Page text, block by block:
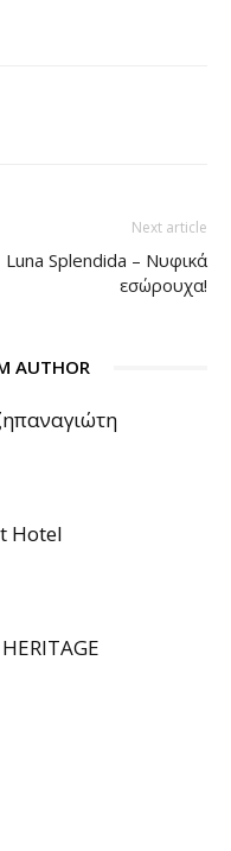
Next article
Luna Splendida – Νυφικά
εσώρουχα!
AUTHOR
Hotel